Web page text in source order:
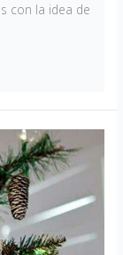
con la idea de